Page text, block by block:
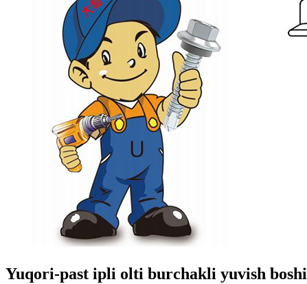
Yuqori-past ipli olti burchakli yuvish boshi